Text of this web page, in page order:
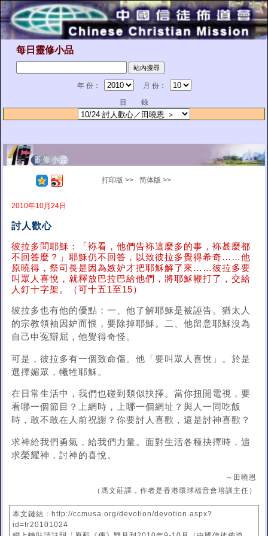
每日靈修小品
年 份：
月 份：
目 錄
打印版 >> 简体版 >>
2010年10月24日
討人歡心
彼拉多問耶穌：「袮看，他們告袮這麼多的事，袮甚麼都
不回答麼？」耶穌仍不回答，以致彼拉多覺得希奇……他
原曉得，祭司長是因為嫉妒才把耶穌解了來……彼拉多要
叫眾人喜悅，就釋放巴拉巴給他們，將耶穌鞭打了，交給
人釘十字架。（可十五1至15）
彼拉多也有他的優點：一、他了解耶穌是被誣告。猶太人
的宗教領袖因妒而恨，要除掉耶穌。二、他留意耶穌沒為
自己申冤辯屈，他覺得奇怪。
可是，彼拉多有一個致命傷。他「要叫眾人喜悅」。於是
選擇媚眾，犧牲耶穌。
在日常生活中，我們也碰到類似抉擇。當你扭開電視，要
看哪一個節目？上網時，上哪一個網址？與人一同吃飯
時，敢不敢在人前祝謝？你要討人喜歡，還是討神喜歡？
求神給我們勇氣，給我們力量。面對生活各種抉擇時，追
求榮耀神，討神的喜悅。
～田曉恩
（馮文莊譯，作者是香港環球福音會培訓主任）
本文鏈結：http://ccmusa.org/devotion/devotion.aspx?
id=tr20101024